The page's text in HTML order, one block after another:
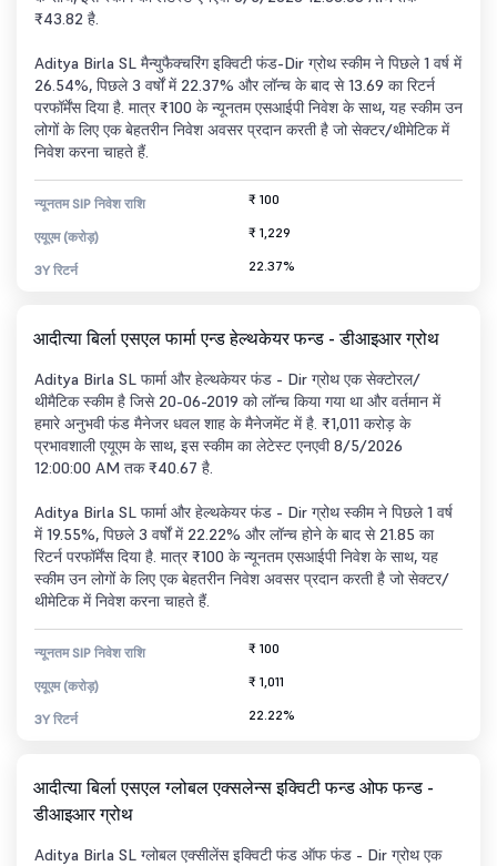
₹43.82 है.
Aditya Birla SL मैन्युफैक्चरिंग इक्विटी फंड-Dir ग्रोथ स्कीम ने पिछले 1 वर्ष में
26.54%, पिछले 3 वर्षों में 22.37% और लॉन्च के बाद से 13.69 का रिटर्न
परफॉर्मेंस दिया है. मात्र ₹100 के न्यूनतम एसआईपी निवेश के साथ, यह स्कीम उन
लोगों के लिए एक बेहतरीन निवेश अवसर प्रदान करती है जो सेक्टर/थीमेटिक में
निवेश करना चाहते हैं.
न्यूनतम SIP निवेश राशि ₹ 100
एयूएम (करोड़) ₹ 1,229
3Y रिटर्न 22.37%
आदीत्या बिर्ला एसएल फार्मा एन्ड हेल्थकेयर फन्ड - डीआइआर ग्रोथ
Aditya Birla SL फार्मा और हेल्थकेयर फंड - Dir ग्रोथ एक सेक्टोरल/
थीमैटिक स्कीम है जिसे 20-06-2019 को लॉन्च किया गया था और वर्तमान में
हमारे अनुभवी फंड मैनेजर धवल शाह के मैनेजमेंट में है. ₹1,011 करोड़ के
प्रभावशाली एयूएम के साथ, इस स्कीम का लेटेस्ट एनएवी 8/5/2026
12:00:00 AM तक ₹40.67 है.
Aditya Birla SL फार्मा और हेल्थकेयर फंड - Dir ग्रोथ स्कीम ने पिछले 1 वर्ष
में 19.55%, पिछले 3 वर्षों में 22.22% और लॉन्च होने के बाद से 21.85 का
रिटर्न परफॉर्मेंस दिया है. मात्र ₹100 के न्यूनतम एसआईपी निवेश के साथ, यह
स्कीम उन लोगों के लिए एक बेहतरीन निवेश अवसर प्रदान करती है जो सेक्टर/
थीमेटिक में निवेश करना चाहते हैं.
न्यूनतम SIP निवेश राशि ₹ 100
एयूएम (करोड़) ₹ 1,011
3Y रिटर्न 22.22%
आदीत्या बिर्ला एसएल ग्लोबल एक्सलेन्स इक्विटी फन्ड ओफ फन्ड -
डीआइआर ग्रोथ
Aditya Birla SL ग्लोबल एक्सीलेंस इक्विटी फंड ऑफ फंड - Dir ग्रोथ एक